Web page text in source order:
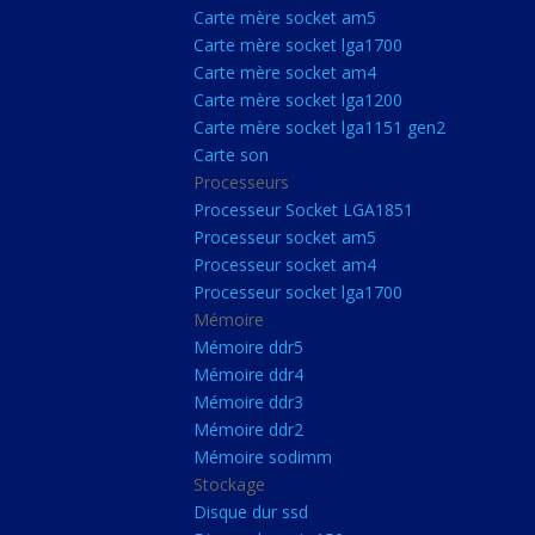
Carte Mère Socket
Carte mère socket am5
Carte mère socket
Carte mère socket am4
Carte mère socket
Carte son
Processeurs
Carte mère socket am5
Carte mère socket lga1700
Carte mère socket am4
Carte mère socket lga1200
Carte mère socket lga1151 gen2
Carte son
Processeurs
Processeur Socket LGA1851
Processeur socket am5
Processeur socket am4
Processeur socket lga1700
Mémoire
Mémoire ddr5
Mémoire ddr4
Mémoire ddr3
Mémoire ddr2
Mémoire sodimm
Stockage
Disque dur ssd